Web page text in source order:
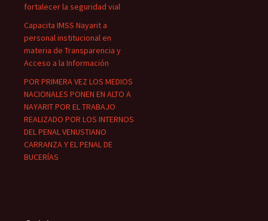
fortalecer la seguridad vial
Capacita IMSS Nayarit a
personal institucional en
materia de Transparencia y
Acceso a la Información
POR PRIMERA VEZ LOS MEDIOS
NACIONALES PONEN EN ALTO A
NAYARIT POR EL TRABAJO
REALIZADO POR LOS INTERNOS
DEL PENAL VENUSTIANO
CARRANZA Y EL PENAL DE
BUCERÍAS